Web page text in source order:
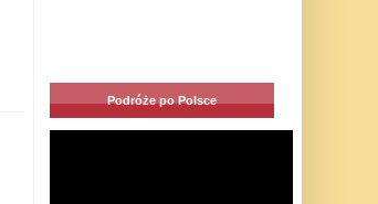
Podróże po Polsce